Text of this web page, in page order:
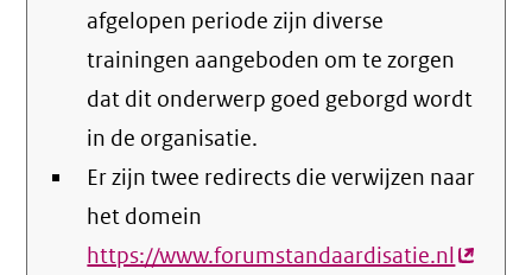
afgelopen periode zijn diverse
trainingen aangeboden om te zorgen
dat dit onderwerp goed geborgd wordt
in de organisatie.
Er zijn twee redirects die verwijzen naar
het domein
https://www.forumstandaardisatie.nl